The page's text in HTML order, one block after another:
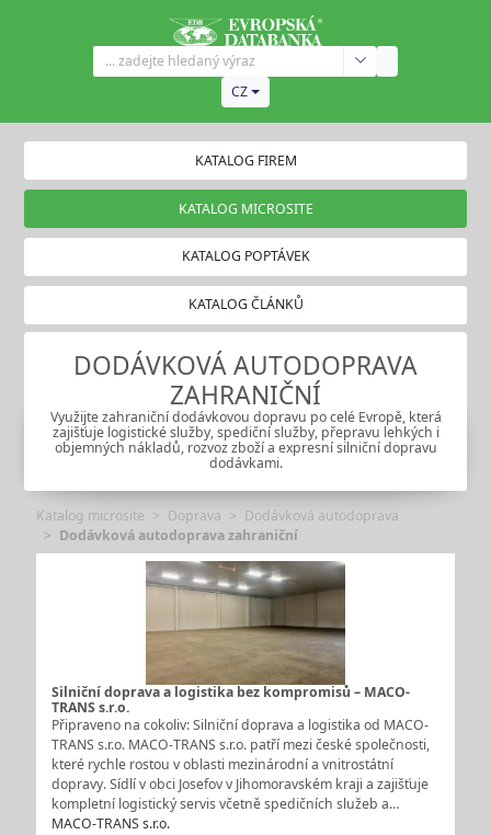
CZ
KATALOG FIREM
KATALOG MICROSITE
KATALOG POPTÁVEK
KATALOG ČLÁNKŮ
DODÁVKOVÁ AUTODOPRAVA
ZAHRANIČNÍ
Využijte zahraniční dodávkovou dopravu po celé Evropě, která
zajišťuje logistické služby, spediční služby, přepravu lehkých i
objemných nákladů, rozvoz zboží a expresní silniční dopravu
dodávkami.
Katalog microsite Doprava
Dodávková autodoprava
Dodávková autodoprava zahraniční
Silniční doprava a logistika bez kompromisů – MACO-
TRANS s.r.o.
Připraveno na cokoliv: Silniční doprava a logistika od MACO-
TRANS s.r.o. MACO-TRANS s.r.o. patří mezi české společnosti,
které rychle rostou v oblasti mezinárodní a vnitrostátní
dopravy. Sídlí v obci Josefov v Jihomoravském kraji a zajišťuje
kompletní logistický servis včetně spedičních služeb a…
MACO-TRANS s.r.o.